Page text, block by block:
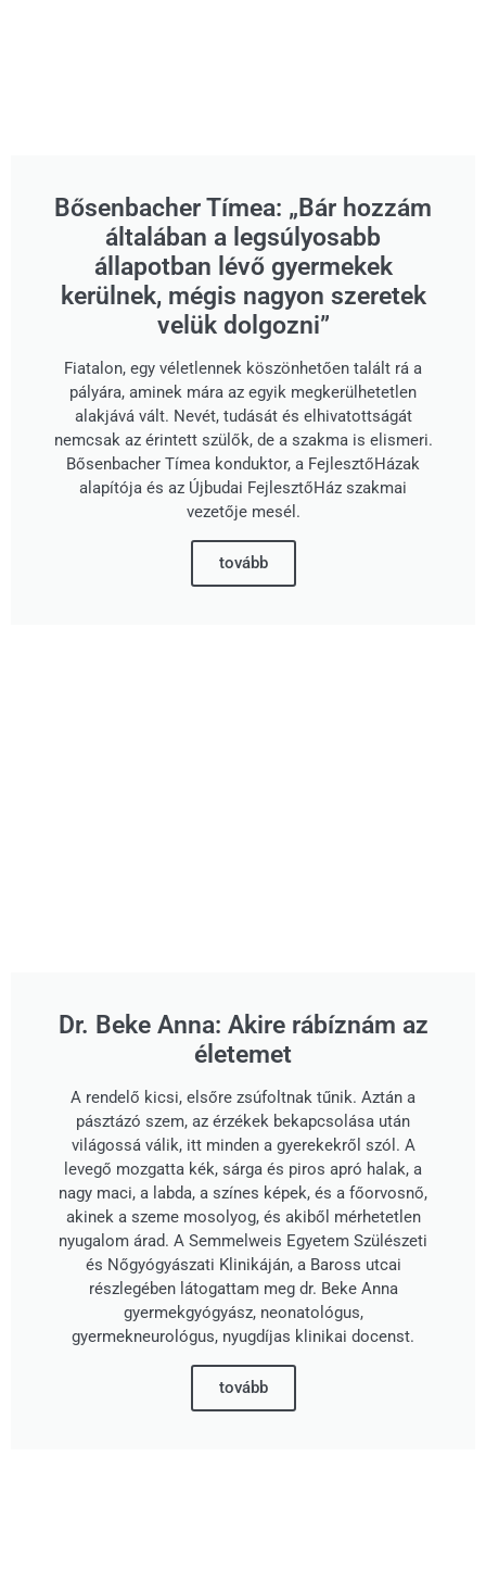
Bősenbacher Tímea: „Bár hozzám
általában a legsúlyosabb
állapotban lévő gyermekek
kerülnek, mégis nagyon szeretek
velük dolgozni”
Fiatalon, egy véletlennek köszönhetően talált rá a
pályára, aminek mára az egyik megkerülhetetlen
alakjává vált. Nevét, tudását és elhivatottságát
nemcsak az érintett szülők, de a szakma is elismeri.
Bősenbacher Tímea konduktor, a FejlesztőHázak
alapítója és az Újbudai FejlesztőHáz szakmai
vezetője mesél.
tovább
Dr. Beke Anna: Akire rábíznám az
életemet
A rendelő kicsi, elsőre zsúfoltnak tűnik. Aztán a
pásztázó szem, az érzékek bekapcsolása után
világossá válik, itt minden a gyerekekről szól. A
levegő mozgatta kék, sárga és piros apró halak, a
nagy maci, a labda, a színes képek, és a főorvosnő,
akinek a szeme mosolyog, és akiből mérhetetlen
nyugalom árad. A Semmelweis Egyetem Szülészeti
és Nőgyógyászati Klinikáján, a Baross utcai
részlegében látogattam meg dr. Beke Anna
gyermekgyógyász, neonatológus,
gyermekneurológus, nyugdíjas klinikai docenst.
tovább